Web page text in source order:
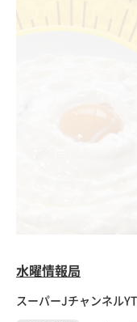
水曜情報局
スーパーJチャンネル